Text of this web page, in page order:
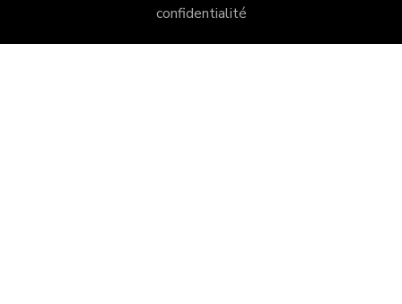
confidentialité